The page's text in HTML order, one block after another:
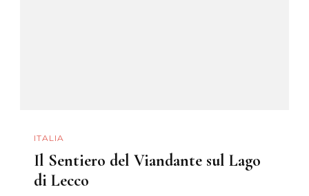
ITALIA
Il Sentiero del Viandante sul Lago
di Lecco